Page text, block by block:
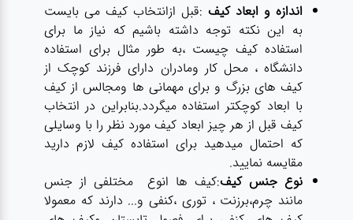
اندازه و ابعاد کیف :قبل ازانتخاب کیف می بایست
به این نکته توجه داشته باشیم که نیاز ما برای
استفاده کیف چیست ،به طور مثال برای استفاده
دانشگاه ، محل کار ومادران دارای فرزند کوچک از
کیف های بزرگ و برای مهمانی ها ومجالس از کیف
با ابعاد کوچکتر استفاده میگردد.بنابراین در انتخاب
کیف قبل از هر چیز ابعاد کیف مورد نظر را با وسایلی
که احتمال میدهید برای استفاده کیف لازم دارید
مقایسه نمایید.
نوع جنس کیف:کیف ها انوع مختلفی از جنس
مانند چرم،برزنت ، توری ،کنفی و... دارند که معمولا